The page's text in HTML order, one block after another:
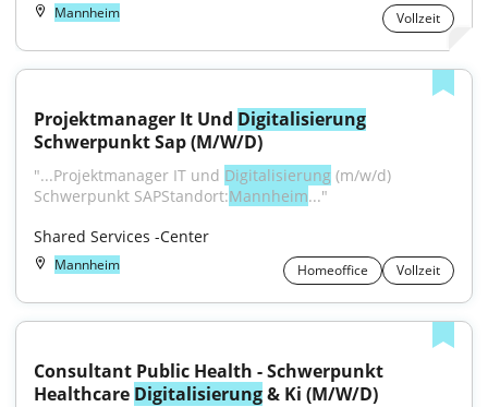
Mannheim Vollzeit
Projektmanager It Und Digitalisierung
Schwerpunkt Sap (M/W/D)
"...Projektmanager IT und Digitalisierung (m/w/d)
Schwerpunkt SAPStandort:Mannheim..."
Shared Services -Center
Mannheim Homeoffice Vollzeit
Consultant Public Health - Schwerpunkt
Healthcare Digitalisierung & Ki (M/W/D)